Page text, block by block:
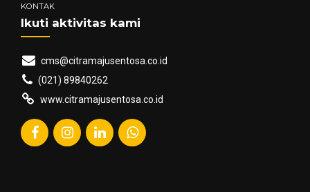
KONTAK
Ikuti aktivitas kami
cms@citramajusentosa.co.id
(021) 89840262
www.citramajusentosa.co.id